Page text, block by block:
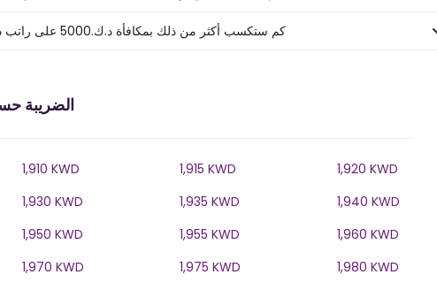
كم ستكسب أكثر من ذلك بمكافأة د.ك.5000 على راتب د.ك.‏١٠٠٬٩٢٠ ‏ في الكويت؟
الضريبة
1,910 KWD 1,915 KWD
1,920 KWD
1,930 KWD 1,935 KWD
1,940 KWD
1,950 KWD 1,955 KWD
1,960 KWD
1,970 KWD 1,975 KWD
1,980 KWD